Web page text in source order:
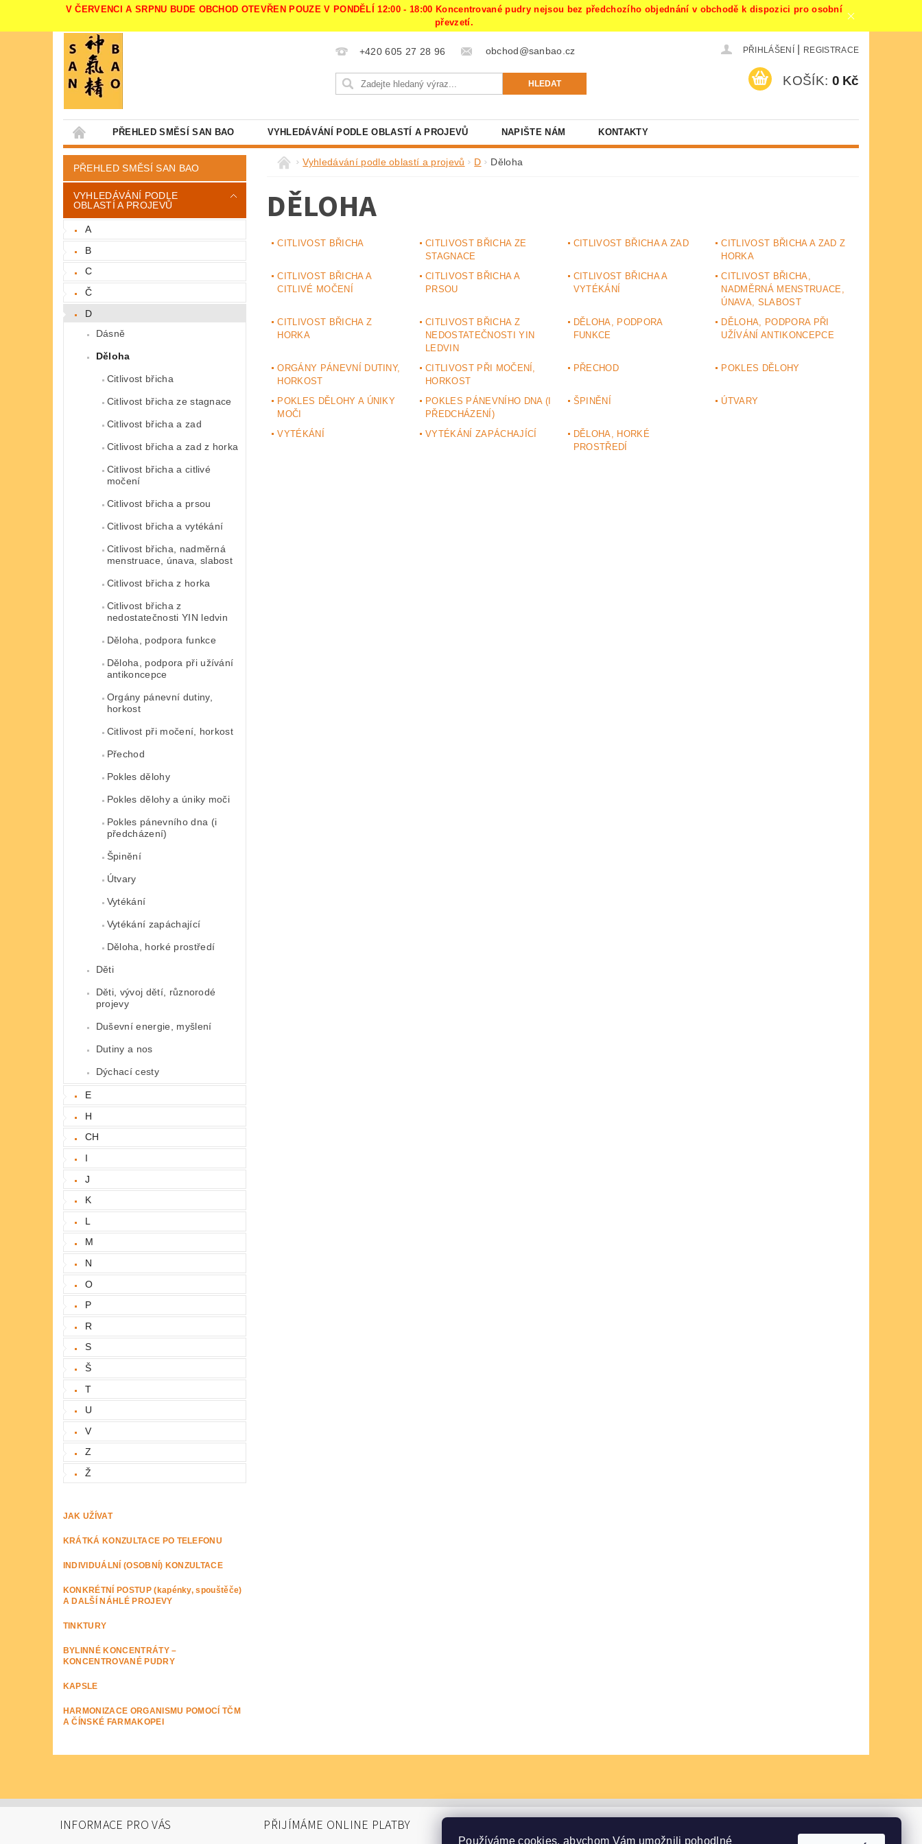
V ČERVENCI A SRPNU BUDE OBCHOD OTEVŘEN POUZE V PONDĚLÍ 12:00 - 18:00 Koncentrované pudry nejsou bez předchozího objednání v obchodě k dispozici pro osobní
převzetí.
+420 605 27 28 96 obchod@sanbao.cz PŘIHLÁŠENÍ REGISTRACE
KOŠÍK: 0 Kč
PŘEHLED SMĚSÍ SAN BAO VYHLEDÁVÁNÍ PODLE OBLASTÍ A PROJEVŮ NAPIŠTE NÁM KONTAKTY
PŘEHLED SMĚSÍ SAN BAO
VYHLEDÁVÁNÍ PODLE
OBLASTÍ A PROJEVŮ
A
B
C
Č
D
Dásně
Děloha
Citlivost břicha
Citlivost břicha ze stagnace
Citlivost břicha a zad
Citlivost břicha a zad z horka
Citlivost břicha a citlivé
močení
Citlivost břicha a prsou
Citlivost břicha a vytékání
Citlivost břicha, nadměrná
menstruace, únava, slabost
Citlivost břicha z horka
Citlivost břicha z
nedostatečnosti YIN ledvin
Děloha, podpora funkce
Děloha, podpora při užívání
antikoncepce
Orgány pánevní dutiny,
horkost
Citlivost při močení, horkost
Přechod
Pokles dělohy
Pokles dělohy a úniky moči
Pokles pánevního dna (i
předcházení)
Špinění
Útvary
Vytékání
Vytékání zapáchající
Děloha, horké prostředí
Děti
Děti, vývoj dětí, různorodé
projevy
Duševní energie, myšlení
Dutiny a nos
Dýchací cesty
E
H
CH
I
J
K
L
M
N
O
P
R
S
Š
T
U
V
Z
Ž
JAK UŽÍVAT
KRÁTKÁ KONZULTACE PO TELEFONU
INDIVIDUÁLNÍ (OSOBNÍ) KONZULTACE
KONKRÉTNÍ POSTUP (kapénky, spouštěče)
A DALŠÍ NÁHLÉ PROJEVY
TINKTURY
BYLINNÉ KONCENTRÁTY –
KONCENTROVANÉ PUDRY
KAPSLE
HARMONIZACE ORGANISMU POMOCÍ TČM
A ČÍNSKÉ FARMAKOPEI
Vyhledávání podle oblastí a projevů D Děloha
DĚLOHA
CITLIVOST BŘICHA
CITLIVOST BŘICHA ZE
STAGNACE
CITLIVOST BŘICHA A ZAD
CITLIVOST BŘICHA A ZAD Z
HORKA
CITLIVOST BŘICHA A
CITLIVÉ MOČENÍ
CITLIVOST BŘICHA A
PRSOU
CITLIVOST BŘICHA A
VYTÉKÁNÍ
CITLIVOST BŘICHA,
NADMĚRNÁ MENSTRUACE,
ÚNAVA, SLABOST
CITLIVOST BŘICHA Z
HORKA
CITLIVOST BŘICHA Z
NEDOSTATEČNOSTI YIN
LEDVIN
DĚLOHA, PODPORA
FUNKCE
DĚLOHA, PODPORA PŘI
UŽÍVÁNÍ ANTIKONCEPCE
ORGÁNY PÁNEVNÍ DUTINY,
HORKOST
CITLIVOST PŘI MOČENÍ,
HORKOST
PŘECHOD POKLES DĚLOHY
POKLES DĚLOHY A ÚNIKY
MOČI
POKLES PÁNEVNÍHO DNA (I
PŘEDCHÁZENÍ)
ŠPINĚNÍ ÚTVARY
VYTÉKÁNÍ VYTÉKÁNÍ ZAPÁCHAJÍCÍ
DĚLOHA, HORKÉ
PROSTŘEDÍ
INFORMACE PRO VÁS PŘIJÍMÁME ONLINE PLATBY
Používáme cookies, abychom Vám umožnili pohodlné